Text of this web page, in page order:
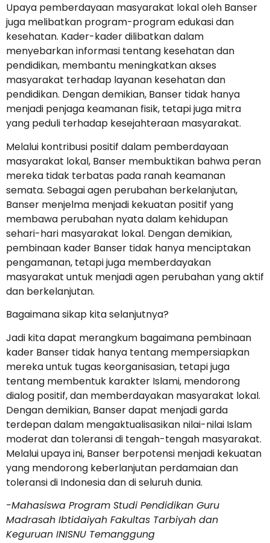
Upaya pemberdayaan masyarakat lokal oleh Banser
juga melibatkan program-program edukasi dan
kesehatan. Kader-kader dilibatkan dalam
menyebarkan informasi tentang kesehatan dan
pendidikan, membantu meningkatkan akses
masyarakat terhadap layanan kesehatan dan
pendidikan. Dengan demikian, Banser tidak hanya
menjadi penjaga keamanan fisik, tetapi juga mitra
yang peduli terhadap kesejahteraan masyarakat.
Melalui kontribusi positif dalam pemberdayaan
masyarakat lokal, Banser membuktikan bahwa peran
mereka tidak terbatas pada ranah keamanan
semata. Sebagai agen perubahan berkelanjutan,
Banser menjelma menjadi kekuatan positif yang
membawa perubahan nyata dalam kehidupan
sehari-hari masyarakat lokal. Dengan demikian,
pembinaan kader Banser tidak hanya menciptakan
pengamanan, tetapi juga memberdayakan
masyarakat untuk menjadi agen perubahan yang aktif
dan berkelanjutan.
Bagaimana sikap kita selanjutnya?
Jadi kita dapat merangkum bagaimana pembinaan
kader Banser tidak hanya tentang mempersiapkan
mereka untuk tugas keorganisasian, tetapi juga
tentang membentuk karakter Islami, mendorong
dialog positif, dan memberdayakan masyarakat lokal.
Dengan demikian, Banser dapat menjadi garda
terdepan dalam mengaktualisasikan nilai-nilai Islam
moderat dan toleransi di tengah-tengah masyarakat.
Melalui upaya ini, Banser berpotensi menjadi kekuatan
yang mendorong keberlanjutan perdamaian dan
toleransi di Indonesia dan di seluruh dunia.
-Mahasiswa Program Studi Pendidikan Guru
Madrasah Ibtidaiyah Fakultas Tarbiyah dan
Keguruan INISNU Temanggung